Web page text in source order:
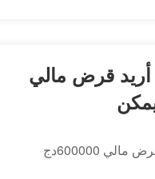
قرض مالي
سلام عليكم أريد قرض مالي 600000دج